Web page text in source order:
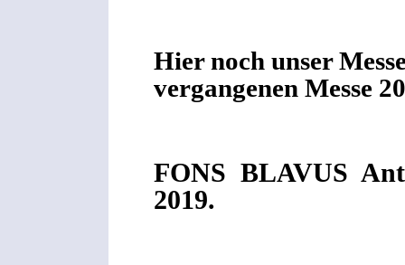
Hier noch unser
vergangenen Messe
FONS BLAVUS
2019.